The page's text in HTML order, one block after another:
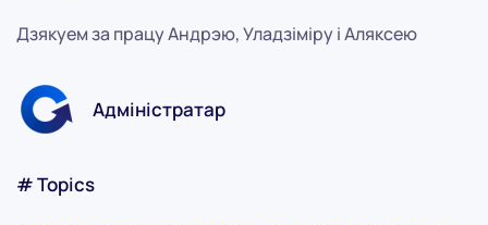
# Topics
Дзякуем за працу Андрэю, Уладзіміру і Аляксею
Адміністратар